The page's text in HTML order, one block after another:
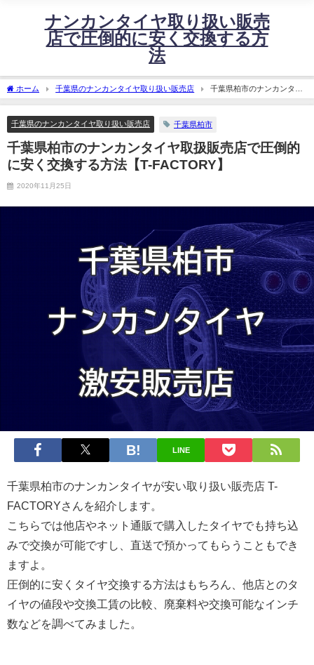
ナンカンタイヤ取り扱い販売
店で圧倒的に安く交換する方
法
ホーム 千葉県のナンカンタイヤ取り扱い販売店
千葉県柏市のナンカンタイ
ヤ取扱販売店で圧倒的に安く交換する方法【T-FACTORY】
千葉県のナンカンタイヤ取り扱い販売店 千葉県柏市
千葉県柏市のナンカンタイヤ取扱販売店で圧倒的
に安く交換する方法【T-FACTORY】
2020年11月25日
LINE
千葉県柏市のナンカンタイヤが安い取り扱い販売店 T-
FACTORYさんを紹介します。
こちらでは他店やネット通販で購入したタイヤでも持ち込
みで交換が可能ですし、直送で預かってもらうこともでき
ますよ。
圧倒的に安くタイヤ交換する方法はもちろん、他店とのタ
イヤの値段や交換工賃の比較、廃棄料や交換可能なインチ
数などを調べてみました。